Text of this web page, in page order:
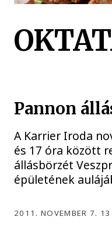
Pannon
A Karrier Iroda
és 17 óra között
állásbörzét
épületének
2011. NOVEMBER 7.